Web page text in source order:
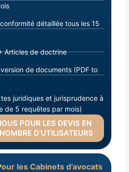
détaillée tous les 15
Articles de doctrine
de documents (PDF to
juridiques et jurisprudence à
de 5 requêtes par mois)
POUR LES DEVIS EN
D’UTILISATEURS
les Cabinets d’avocats